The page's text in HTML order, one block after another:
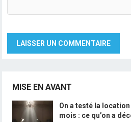
MISE EN AVANT
On a testé la
mois : ce qu’on a